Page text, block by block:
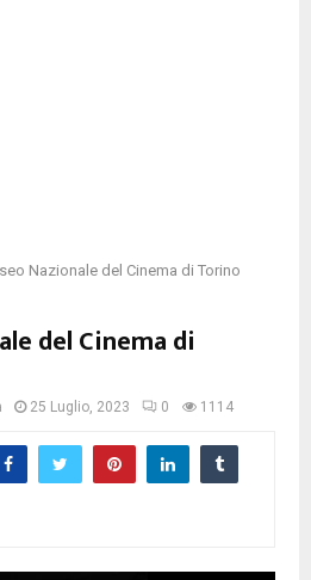
Nazionale del Cinema di Torino
del Cinema di
25 Luglio, 2023 0 1114